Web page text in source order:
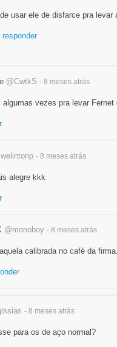
usar ele de disfarce pra levar
responder
@CwtkS - 8 meses atrás
algumas vezes pra levar
- 8 meses atrás
alegre kkk
@monoboy - 8 meses atrás
calibrada no café da firma.
- 8 meses atrás
para os de aço normal?